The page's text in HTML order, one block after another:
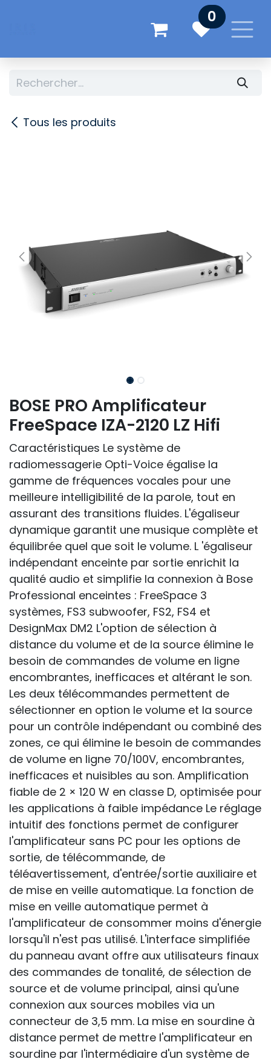
0
Tous les produits
BOSE PRO Amplificateur
FreeSpace IZA-2120 LZ Hifi
Caractéristiques Le système de
radiomessagerie Opti-Voice égalise la
gamme de fréquences vocales pour une
meilleure intelligibilité de la parole, tout en
assurant des transitions fluides. L'égaliseur
dynamique garantit une musique complète et
équilibrée quel que soit le volume. L 'égaliseur
indépendant enceinte par sortie enrichit la
qualité audio et simplifie la connexion à Bose
Professional enceintes : FreeSpace 3
systèmes, FS3 subwoofer, FS2, FS4 et
DesignMax DM2 L'option de sélection à
distance du volume et de la source élimine le
besoin de commandes de volume en ligne
encombrantes, inefficaces et altérant le son.
Les deux télécommandes permettent de
sélectionner en option le volume et la source
pour un contrôle indépendant ou combiné des
zones, ce qui élimine le besoin de commandes
de volume en ligne 70/100V, encombrantes,
inefficaces et nuisibles au son. Amplification
fiable de 2 × 120 W en classe D, optimisée pour
les applications à faible impédance Le réglage
intuitif des fonctions permet de configurer
l'amplificateur sans PC pour les options de
sortie, de télécommande, de
téléavertissement, d'entrée/sortie auxiliaire et
de mise en veille automatique. La fonction de
mise en veille automatique permet à
l'amplificateur de consommer moins d'énergie
lorsqu'il n'est pas utilisé. L'interface simplifiée
du panneau avant offre aux utilisateurs finaux
des commandes de tonalité, de sélection de
source et de volume principal, ainsi qu'une
connexion aux sources mobiles via un
connecteur de 3,5 mm. La mise en sourdine à
distance permet de mettre l'amplificateur en
sourdine par l'intermédiaire d'un système de